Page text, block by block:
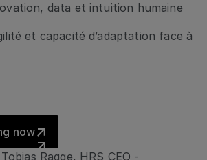
data et intuition humaine
et capacité d’adaptation face à
recording now
now